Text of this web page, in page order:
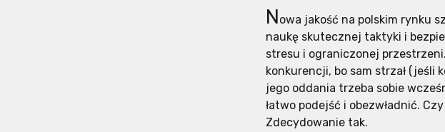
Nowa jakość na polskim rynku
naukę skutecznej taktyki i
stresu i ograniczonej
konkurencji, bo sam strzał
jego oddania trzeba sobie
łatwo podejść i obezwładnić.
Zdecydowanie tak.